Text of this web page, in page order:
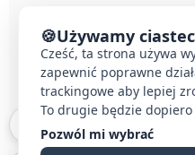
KONTAKT
🍪Używamy
Cześć, ta strona używa
zapewnić poprawne
trackingowe aby lepiej
To drugie będzie
Pozwól mi wybrać